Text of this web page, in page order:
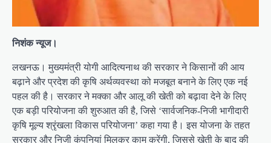
निशंक न्यूज।
लखनऊ। मुख्यमंत्री योगी आदित्यनाथ की सरकार ने किसानों की आय
बढ़ाने और प्रदेश की कृषि अर्थव्यवस्था को मजबूत बनाने के लिए एक नई
पहल की है। सरकार ने मक्का और आलू की खेती को बढ़ावा देने के लिए
एक बड़ी परियोजना की शुरुआत की है, जिसे ‘सार्वजनिक-निजी भागीदारी
कृषि मूल्य श्रृंखला विकास परियोजना’ कहा गया है। इस योजना के तहत
सरकार और निजी कंपनियां मिलकर काम करेंगी, जिससे खेती के बाद की